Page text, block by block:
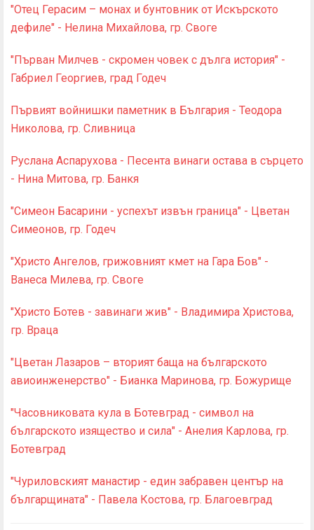
"Отец Герасим – монах и бунтовник от Искърското
дефиле" - Нелина Михайлова, гр. Своге
"Първан Милчев - скромен човек с дълга история" -
Габриел Георгиев, град Годеч
Първият войнишки паметник в България - Теодора
Николова, гр. Сливница
Руслана Аспарухова - Песента винаги остава в сърцето
- Нина Митова, гр. Банкя
"Симеон Басарини - успехът извън граница" - Цветан
Симеонов, гр. Годеч
"Христо Ангелов, грижовният кмет на Гара Бов" -
Ванеса Милева, гр. Своге
"Христо Ботев - завинаги жив" - Владимира Христова,
гр. Враца
"Цветан Лазаров – вторият баща на българското
авиоинженерство" - Бианка Маринова, гр. Божурище
"Часовниковата кула в Ботевград - символ на
българското изящество и сила" - Анелия Карлова, гр.
Ботевград
"Чуриловският манастир - един забравен център на
българщината" - Павела Костова, гр. Благоевград